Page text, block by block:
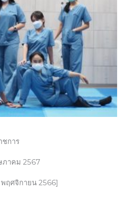
ชการ
ภาคม 2567
ฤศจิกายน 2566]